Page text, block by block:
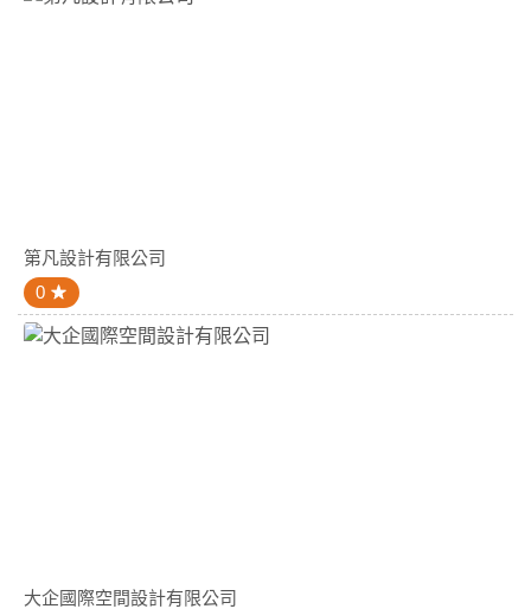
第凡設計有限公司
0
大企國際空間設計有限公司